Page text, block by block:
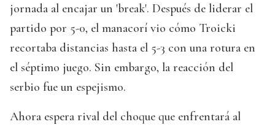
jornada al encajar un 'break'. Después de liderar el
partido por 5-0, el manacorí vio cómo Troicki
recortaba distancias hasta el 5-3 con una rotura en
el séptimo juego. Sin embargo, la reacción del
serbio fue un espejismo.
Ahora espera rival del choque que enfrentará al